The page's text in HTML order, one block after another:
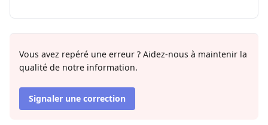
Vous avez repéré une erreur ? Aidez-nous à maintenir la
qualité de notre information.
Signaler une correction